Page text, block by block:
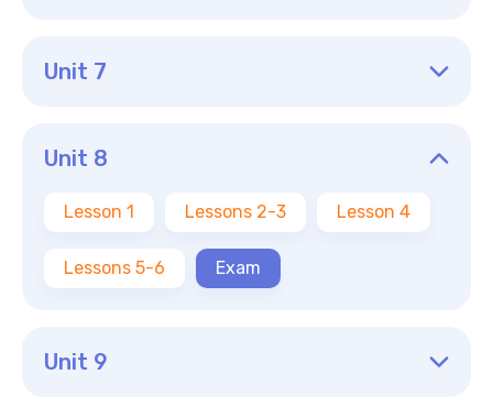
Unit 7
Unit 8
Lesson 1 Lessons 2-3 Lesson 4
Lessons 5-6 Exam
Unit 9